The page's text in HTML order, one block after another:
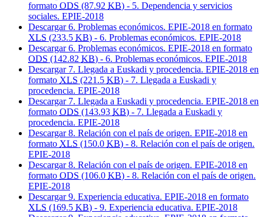
formato ODS (87.92 KB) - 5. Dependencia y servicios
sociales. EPIE-2018
Descargar 6. Problemas económicos. EPIE-2018 en formato
XLS (233.5 KB) - 6. Problemas económicos. EPIE-2018
Descargar 6. Problemas económicos. EPIE-2018 en formato
ODS (142.82 KB) - 6. Problemas económicos. EPIE-2018
Descargar 7. Llegada a Euskadi y procedencia. EPIE-2018 en
formato XLS (221.5 KB) - 7. Llegada a Euskadi y
procedencia. EPIE-2018
Descargar 7. Llegada a Euskadi y procedencia. EPIE-2018 en
formato ODS (143.93 KB) - 7. Llegada a Euskadi y
procedencia. EPIE-2018
Descargar 8. Relación con el país de origen. EPIE-2018 en
formato XLS (150.0 KB) - 8. Relación con el país de origen.
EPIE-2018
Descargar 8. Relación con el país de origen. EPIE-2018 en
formato ODS (106.0 KB) - 8. Relación con el país de origen.
EPIE-2018
Descargar 9. Experiencia educativa. EPIE-2018 en formato
XLS (169.5 KB) - 9. Experiencia educativa. EPIE-2018